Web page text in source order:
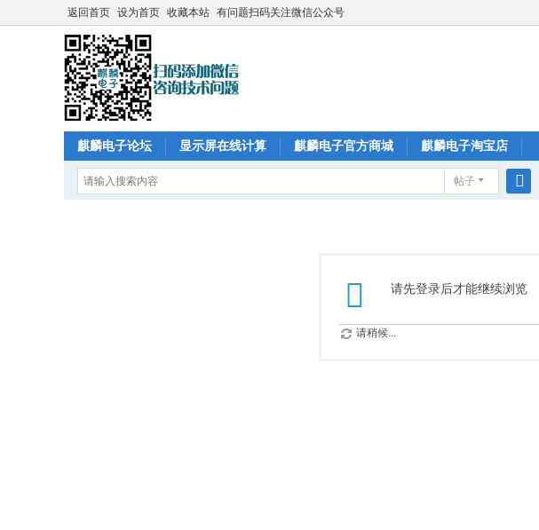
返回首页 设为首页 收藏本站 有问题扫码关注微信公众号
麒麟电子论坛 显示屏在线计算 麒麟电子官方商城 麒麟电子淘宝店
帖子
请先登录后才能继续浏览
请稍候...